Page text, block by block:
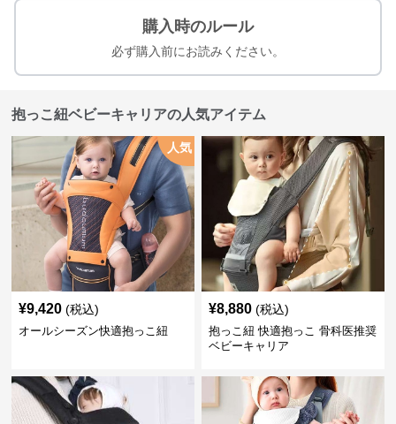
購入時のルール
必ず購入前にお読みください。
抱っこ紐ベビーキャリアの人気アイテム
人気
¥9,420 (税込)
オールシーズン快適抱っこ紐
¥8,880 (税込)
抱っこ紐 快適抱っこ 骨科医推奨
ベビーキャリア